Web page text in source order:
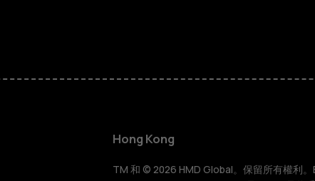
智慧型手機
功能型手機
Hong Kong
TM 和 © 2026 HMD Global。保留所有權利